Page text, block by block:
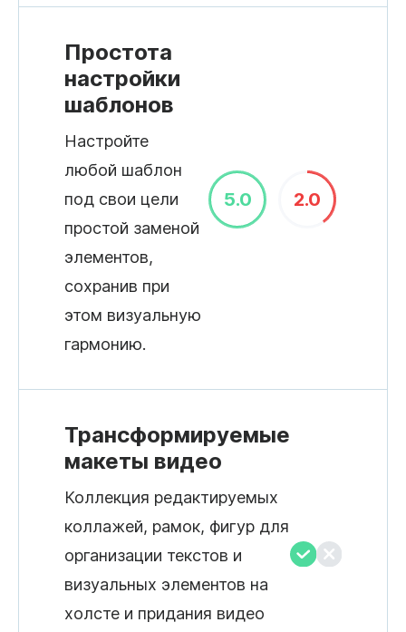
Простота
настройки
шаблонов
Настройте
любой шаблон
под свои цели
простой заменой
элементов,
сохранив при
этом визуальную
гармонию.
5.0 2.0
Трансформируемые
макеты видео
Коллекция редактируемых
коллажей, рамок, фигур для
организации текстов и
визуальных элементов на
холсте и придания видео